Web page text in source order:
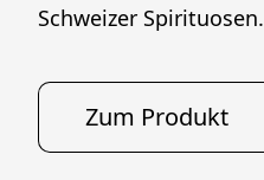
Schweizer Spirituosen.
Zum Produkt